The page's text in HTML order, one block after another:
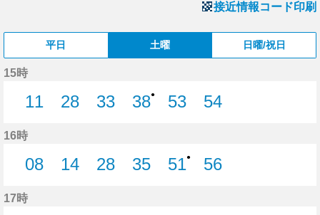
接近情報コード印刷
平日 土曜 日曜/祝日
15時
11
28
33
38●
53
54
16時
08
14
28
35
51●
56
17時